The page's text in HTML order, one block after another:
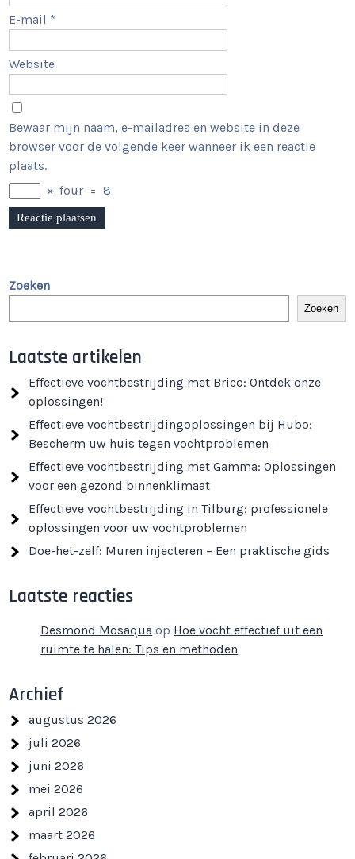
E-mail *
Website
Bewaar mijn naam, e-mailadres en website in deze
browser voor de volgende keer wanneer ik een reactie
plaats.
× four = 8
Zoeken
Zoeken
Laatste artikelen
Effectieve vochtbestrijding met Brico: Ontdek onze
oplossingen!
Effectieve vochtbestrijdingoplossingen bij Hubo:
Bescherm uw huis tegen vochtproblemen
Effectieve vochtbestrijding met Gamma: Oplossingen
voor een gezond binnenklimaat
Effectieve vochtbestrijding in Tilburg: professionele
oplossingen voor uw vochtproblemen
Doe-het-zelf: Muren injecteren – Een praktische gids
Laatste reacties
Desmond Mosaqua op Hoe vocht effectief uit een
ruimte te halen: Tips en methoden
Archief
augustus 2026
juli 2026
juni 2026
mei 2026
april 2026
maart 2026